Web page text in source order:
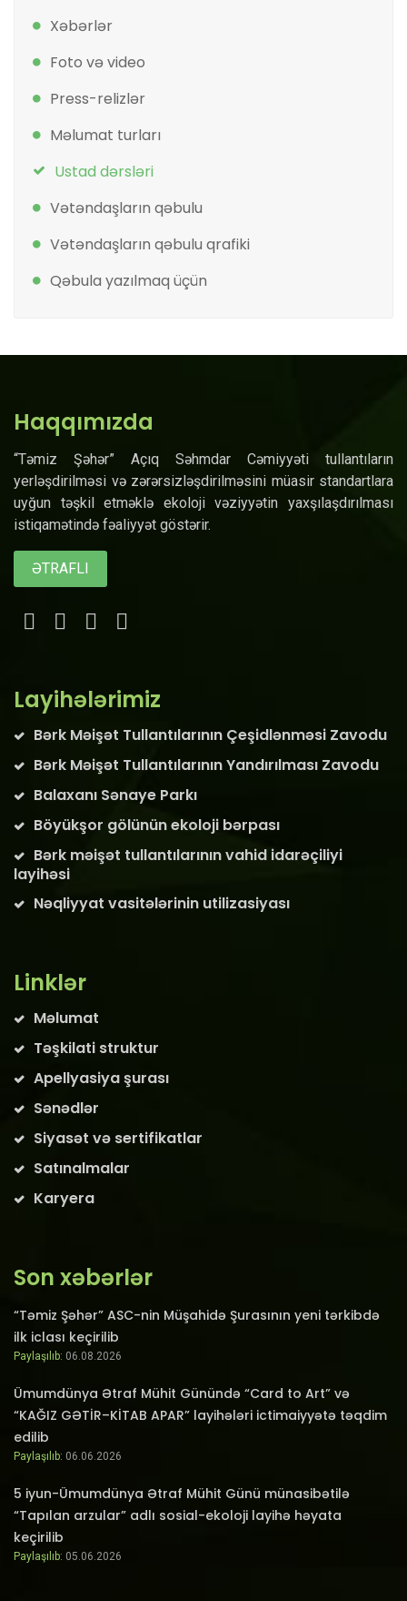
Xəbərlər
Foto və video
Press-relizlər
Məlumat turları
Ustad dərsləri
Vətəndaşların qəbulu
Vətəndaşların qəbulu qrafiki
Qəbula yazılmaq üçün
Haqqımızda
“Təmiz Şəhər” Açıq Səhmdar Cəmiyyəti tullantıların
yerləşdirilməsi və zərərsizləşdirilməsini müasir standartlara
uyğun təşkil etməklə ekoloji vəziyyətin yaxşılaşdırılması
istiqamətində fəaliyyət göstərir.
ƏTRAFLI
Layihələrimiz
Bərk Məişət Tullantılarının Çeşidlənməsi Zavodu
Bərk Məişət Tullantılarının Yandırılması Zavodu
Balaxanı Sənaye Parkı
Böyükşor gölünün ekoloji bərpası
Bərk məişət tullantılarının vahid idarəçiliyi
layihəsi
Nəqliyyat vasitələrinin utilizasiyası
Linklər
Məlumat
Təşkilati struktur
Apellyasiya şurası
Sənədlər
Siyasət və sertifikatlar
Satınalmalar
Karyera
Son xəbərlər
“Təmiz Şəhər” ASC-nin Müşahidə Şurasının yeni tərkibdə
ilk iclası keçirilib
Paylaşılıb: 06.08.2026
Ümumdünya Ətraf Mühit Günündə “Card to Art” və
“KAĞIZ GƏTİR–KİTAB APAR” layihələri ictimaiyyətə təqdim
edilib
Paylaşılıb: 06.06.2026
5 iyun-Ümumdünya Ətraf Mühit Günü münasibətilə
“Tapılan arzular” adlı sosial-ekoloji layihə həyata
keçirilib
Paylaşılıb: 05.06.2026